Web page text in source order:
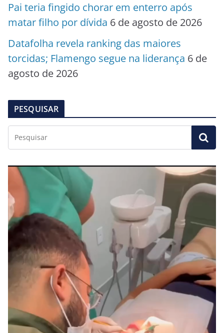
Pai teria fingido chorar em enterro após
matar filho por dívida 6 de agosto de 2026
Datafolha revela ranking das maiores
torcidas; Flamengo segue na liderança 6 de
agosto de 2026
PESQUISAR